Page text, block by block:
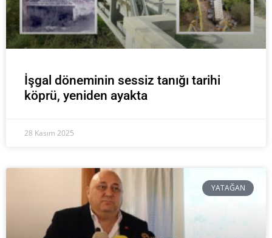
İşgal döneminin sessiz tanığı tarihi
köprü, yeniden ayakta
28 Kasım 2025
YATAĞAN